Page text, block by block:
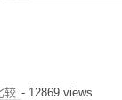
较 - 12869 views